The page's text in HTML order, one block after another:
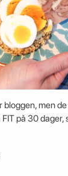
bloggen, men
på 30 dager,